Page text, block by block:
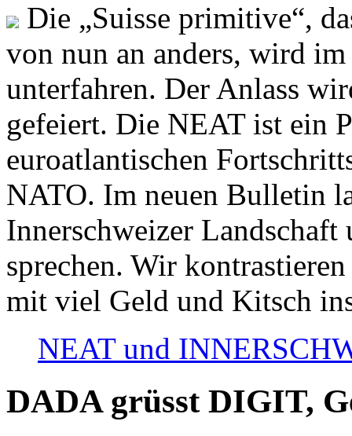
Die „Suisse primitive“,
von nun an anders, wird
unterfahren. Der Anlass
gefeiert. Die NEAT ist ein
euroatlantischen
NATO. Im neuen Bulletin
Innerschweizer
sprechen. Wir
mit viel Geld und Kitsch
NEAT und
DADA grüsst DIGIT,